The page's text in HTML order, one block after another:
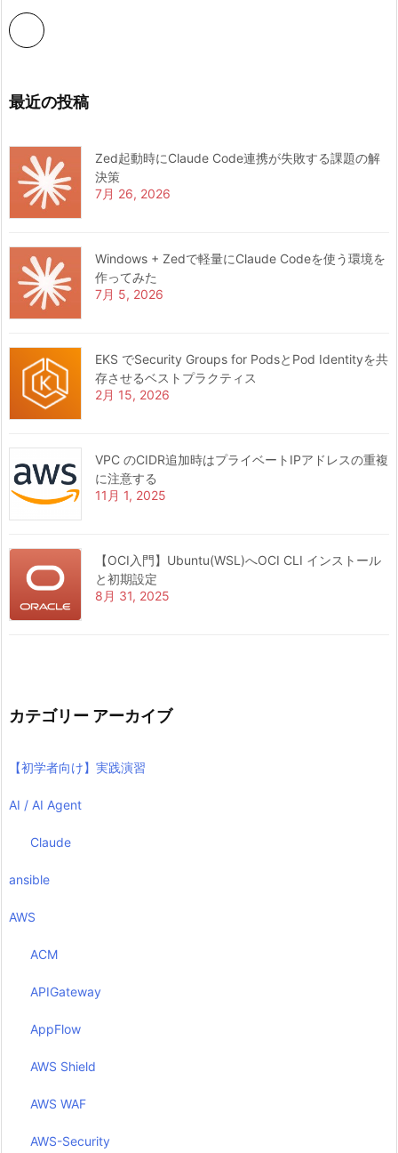
最近の投稿
Zed起動時にClaude Code連携が失敗する課題の解
決策
7月 26, 2026
Windows + Zedで軽量にClaude Codeを使う環境を
作ってみた
7月 5, 2026
EKS でSecurity Groups for PodsとPod Identityを共
存させるベストプラクティス
2月 15, 2026
VPC のCIDR追加時はプライベートIPアドレスの重複
に注意する
11月 1, 2025
【OCI入門】Ubuntu(WSL)へOCI CLI インストール
と初期設定
8月 31, 2025
カテゴリー アーカイブ
【初学者向け】実践演習
AI / AI Agent
Claude
ansible
AWS
ACM
APIGateway
AppFlow
AWS Shield
AWS WAF
AWS-Security